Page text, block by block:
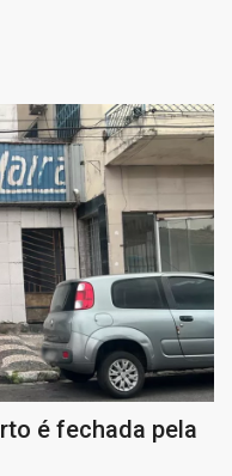
é fechada pela